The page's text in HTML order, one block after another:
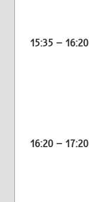
15:35 – 16:20
16:20 – 17:20